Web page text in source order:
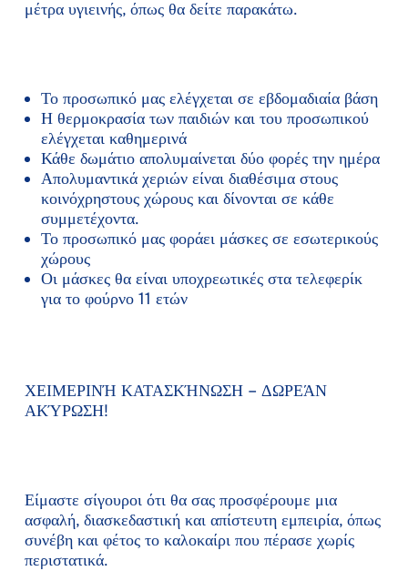
μέτρα υγιεινής, όπως θα δείτε παρακάτω.
Το προσωπικό μας ελέγχεται σε εβδομαδιαία βάση
Η θερμοκρασία των παιδιών και του προσωπικού
ελέγχεται καθημερινά
Κάθε δωμάτιο απολυμαίνεται δύο φορές την ημέρα
Απολυμαντικά χεριών είναι διαθέσιμα στους
κοινόχρηστους χώρους και δίνονται σε κάθε
συμμετέχοντα.
Το προσωπικό μας φοράει μάσκες σε εσωτερικούς
χώρους
Οι μάσκες θα είναι υποχρεωτικές στα τελεφερίκ
για το φούρνο 11 ετών
ΧΕΙΜΕΡΙΝΉ ΚΑΤΑΣΚΉΝΩΣΗ – ΔΩΡΕΆΝ
ΑΚΎΡΩΣΗ!
Είμαστε σίγουροι ότι θα σας προσφέρουμε μια
ασφαλή, διασκεδαστική και απίστευτη εμπειρία, όπως
συνέβη και φέτος το καλοκαίρι που πέρασε χωρίς
περιστατικά.